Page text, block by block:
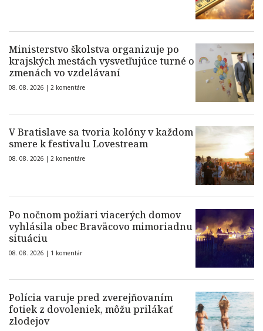
Ministerstvo školstva organizuje po
krajských mestách vysvetľujúce turné o
zmenách vo vzdelávaní
08. 08. 2026 | 2 komentáre
V Bratislave sa tvoria kolóny v každom
smere k festivalu Lovestream
08. 08. 2026 | 2 komentáre
Po nočnom požiari viacerých domov
vyhlásila obec Braväcovo mimoriadnu
situáciu
08. 08. 2026 | 1 komentár
Polícia varuje pred zverejňovaním
fotiek z dovoleniek, môžu prilákať
zlodejov